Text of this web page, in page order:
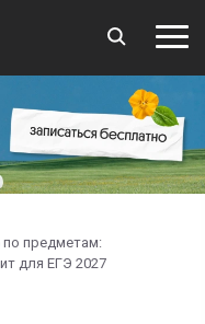
по предметам:
для ЕГЭ 2027